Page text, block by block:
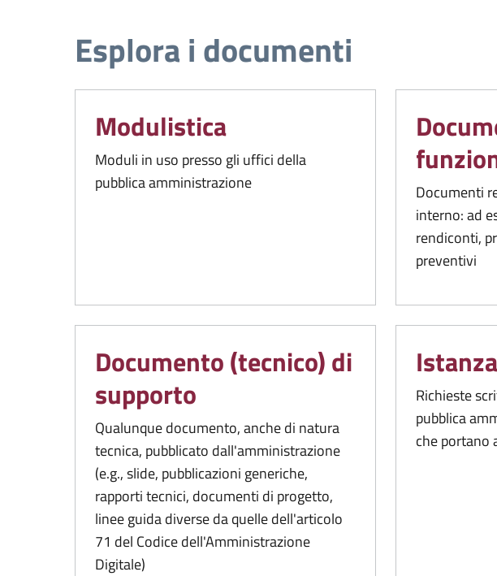
Esplora i documenti
Modulistica
Moduli in uso presso gli uffici della
pubblica amministrazione
Documenti
interno: ad
rendiconti,
preventivi
Documento (tecnico) di
supporto
Qualunque documento, anche di natura
tecnica, pubblicato dall'amministrazione
(e.g., slide, pubblicazioni generiche,
rapporti tecnici, documenti di progetto,
linee guida diverse da quelle dell'articolo
71 del Codice dell'Amministrazione
Digitale)
Istanza
Richieste
pubblica
che portano